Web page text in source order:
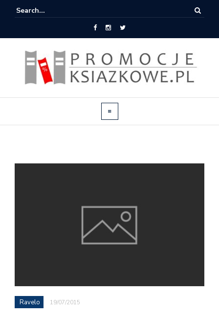
Ravelo 19/07/2015